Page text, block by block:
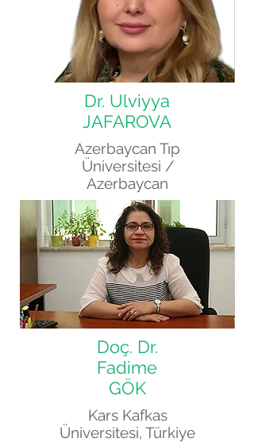
Dr. Ulviyya
JAFAROVA
Azerbaycan Tıp
Üniversitesi /
Azerbaycan
Doç. Dr.
Fadime
GÖK
Kars Kafkas
Üniversitesi, Türkiye